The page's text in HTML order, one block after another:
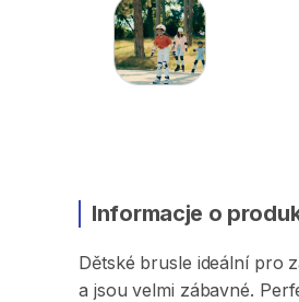
Informacje o
Dětské brusle ideální pro
a jsou velmi zábavné.